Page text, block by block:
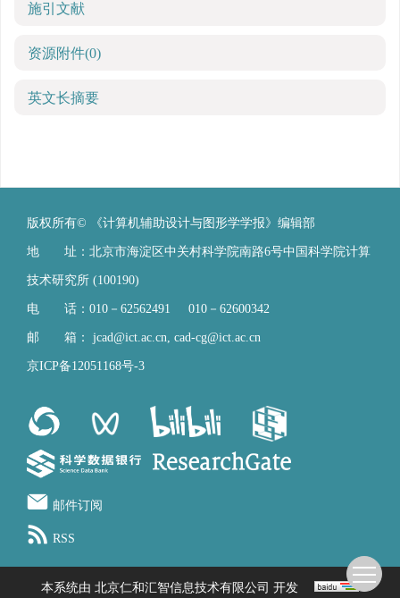
施引文献
资源附件(0)
英文长摘要
版权所有© 《计算机辅助设计与图形学学报》编辑部
地 址：北京市海淀区中关村科学院南路6号中国科学院计算
技术研究所 (100190)
电 话：010－62562491 010－62600342
邮 箱： jcad@ict.ac.cn, cad-cg@ict.ac.cn
京ICP备12051168号-3
邮件订阅
RSS
本系统由 北京仁和汇智信息技术有限公司 开发